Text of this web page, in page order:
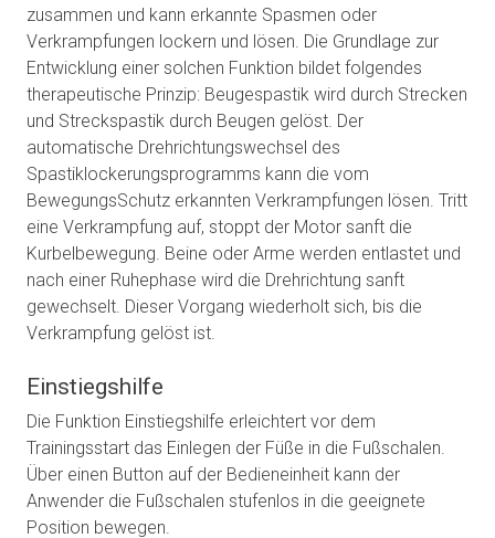
zusammen und kann erkannte Spasmen oder
Verkrampfungen lockern und lösen. Die Grundlage zur
Entwicklung einer solchen Funktion bildet folgendes
therapeutische Prinzip: Beugespastik wird durch Strecken
und Streckspastik durch Beugen gelöst. Der
automatische Drehrichtungswechsel des
Spastiklockerungsprogramms kann die vom
BewegungsSchutz erkannten Verkrampfungen lösen. Tritt
eine Verkrampfung auf, stoppt der Motor sanft die
Kurbelbewegung. Beine oder Arme werden entlastet und
nach einer Ruhephase wird die Drehrichtung sanft
gewechselt. Dieser Vorgang wiederholt sich, bis die
Verkrampfung gelöst ist.
Einstiegshilfe
Die Funktion Einstiegshilfe erleichtert vor dem
Trainingsstart das Einlegen der Füße in die Fußschalen.
Über einen Button auf der Bedieneinheit kann der
Anwender die Fußschalen stufenlos in die geeignete
Position bewegen.